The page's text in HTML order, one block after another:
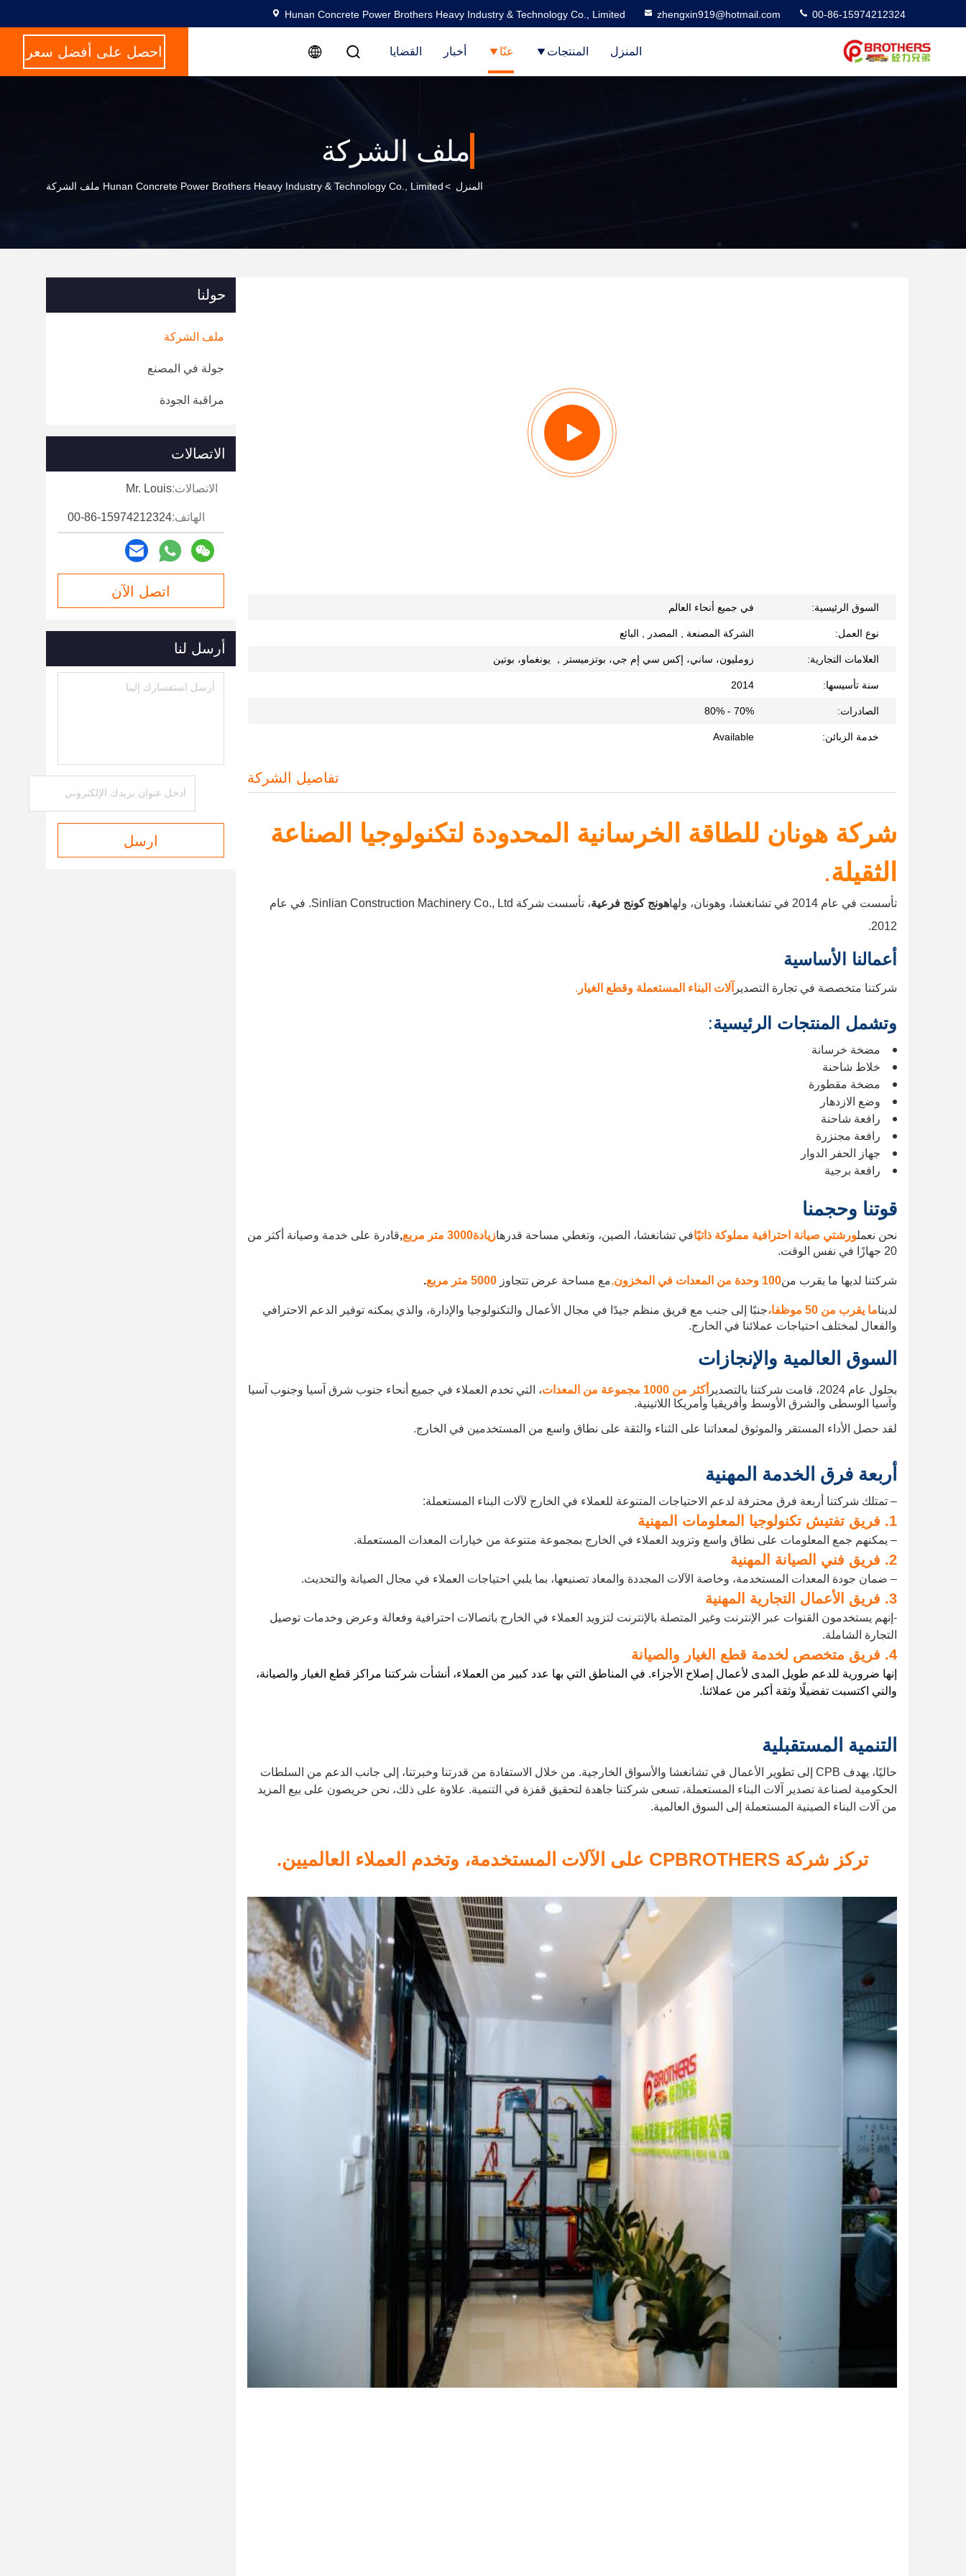
Hunan Concrete Power Brothers Heavy Industry & Technology Co., Limited zhengxin919@hotmail.com 00-86-15974212324
المنزل المنتجات عنّا أخبار القضايا احصل على أفضل سعر
ملف الشركة
المنزل >Hunan Concrete Power Brothers Heavy Industry & Technology Co., Limited ملف الشركة
السوق الرئيسية: في جميع أنحاء العالم
نوع العمل: الشركة المصنعة , المصدر , البائع
العلامات التجارية: زومليون، ساني، إكس سي إم جي، بوتزميستر， يونغماو، بوتين
سنة تأسيسها: 2014
الصادرات: 70% - 80%
خدمة الزبائن: Available
تفاصيل الشركة
شركة هونان للطاقة الخرسانية المحدودة لتكنولوجيا الصناعة
الثقيلة.
تأسست في عام 2014 في تشانغشا، وهونان، ولها هونج كونج فرعية
، تأسست شركة Sinlian Construction Machinery Co., Ltd. في عام
2012.
أعمالنا الأساسية
شركتنا متخصصة في تجارة التصدير آلات البناء المستعملة وقطع الغيار .
وتشمل المنتجات الرئيسية:
مضخة خرسانة
خلاط شاحنة
مضخة مقطورة
وضع الازدهار
رافعة شاحنة
رافعة مجنزرة
جهاز الحفر الدوار
رافعة برجية
قوتنا وحجمنا
نحن نعملورشتي صيانة احترافية مملوكة ذاتيًافي تشانغشا، الصين، وتغطي مساحة قدرهازيادة3000 متر مربع ,قادرة على خدمة وصيانة أكثر من
20 جهازًا في نفس الوقت.
شركتنا لديها ما يقرب من100 وحدة من المعدات في المخزون ,مع مساحة عرض تتجاوز 5000 متر مربع .
لديناما يقرب من 50 موظفا،
جنبًا إلى جنب مع فريق منظم جيدًا في مجال الأعمال والتكنولوجيا والإدارة، والذي يمكنه توفير الدعم الاحترافي
والفعال لمختلف احتياجات عملائنا في الخارج.
السوق العالمية والإنجازات
بحلول عام 2024، قامت شركتنا بالتصدير أكثر من 1000 مجموعة من المعدات
، التي تخدم العملاء في جميع أنحاء جنوب شرق آسيا وجنوب آسيا
وآسيا الوسطى والشرق الأوسط وأفريقيا وأمريكا اللاتينية.
لقد حصل الأداء المستقر والموثوق لمعداتنا على الثناء والثقة على نطاق واسع من المستخدمين في الخارج.
أربعة فرق الخدمة المهنية
– تمتلك شركتنا أربعة فرق محترفة لدعم الاحتياجات المتنوعة للعملاء في الخارج لآلات البناء المستعملة:
1. فريق تفتيش تكنولوجيا المعلومات المهنية
– يمكنهم جمع المعلومات على نطاق واسع وتزويد العملاء في الخارج بمجموعة متنوعة من خيارات المعدات المستعملة.
2. فريق فني الصيانة المهنية
– ضمان جودة المعدات المستخدمة، وخاصة الآلات المجددة والمعاد تصنيعها، بما يلبي احتياجات العملاء في مجال الصيانة والتحديث.
3. فريق الأعمال التجارية المهنية
-إنهم يستخدمون القنوات عبر الإنترنت وغير المتصلة بالإنترنت لتزويد العملاء في الخارج باتصالات احترافية وفعالة وعرض وخدمات توصيل
التجارة الشاملة.
4. فريق متخصص لخدمة قطع الغيار والصيانة
إنها ضرورية للدعم طويل المدى لأعمال إصلاح الأجزاء. في المناطق التي بها عدد كبير من العملاء، أنشأت شركتنا مراكز قطع الغيار والصيانة،
والتي اكتسبت تفضيلًا وثقة أكبر من عملائنا.
التنمية المستقبلية
حاليًا، يهدف CPB إلى تطوير الأعمال في تشانغشا والأسواق الخارجية. من خلال الاستفادة من قدرتنا وخبرتنا، إلى جانب الدعم من السلطات
الحكومية لصناعة تصدير آلات البناء المستعملة، تسعى شركتنا جاهدة لتحقيق قفزة في التنمية. علاوة على ذلك، نحن حريصون على بيع المزيد
من آلات البناء الصينية المستعملة إلى السوق العالمية.
تركز شركة CPBROTHERS على الآلات المستخدمة، وتخدم العملاء العالميين.
حولنا
ملف الشركة
جولة في المصنع
مراقبة الجودة
الاتصالات
الاتصالات:Mr. Louis
الهاتف:00-86-15974212324
اتصل الآن
أرسل لنا
ارسل